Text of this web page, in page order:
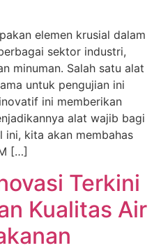
elemen krusial dalam
sektor industri,
minuman. Salah satu alat
untuk pengujian ini
ini memberikan
alat wajib bagi
kita akan membahas
[…]
Terkini
Kualitas Air